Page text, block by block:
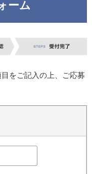
ーム
をご記入の上、ご応募